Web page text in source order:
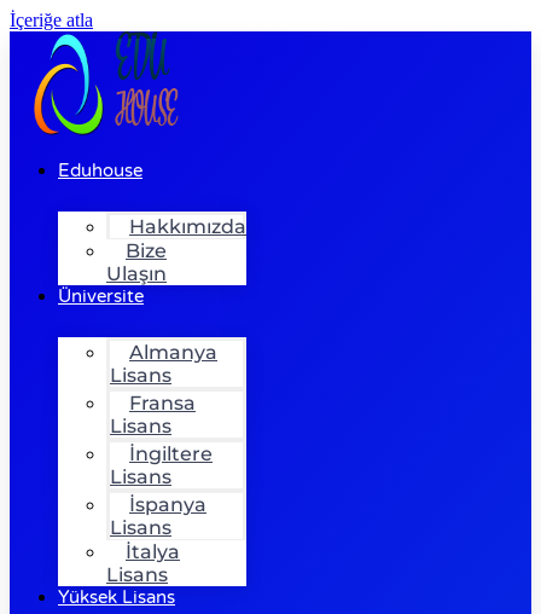
İçeriğe atla
Eduhouse
Hakkımızda
Bize
Ulaşın
Üniversite
Almanya
Lisans
Fransa
Lisans
İngiltere
Lisans
İspanya
Lisans
İtalya
Lisans
Yüksek Lisans